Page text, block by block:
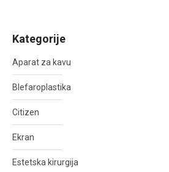
Kategorije
Aparat za kavu
Blefaroplastika
Citizen
Ekran
Estetska kirurgija